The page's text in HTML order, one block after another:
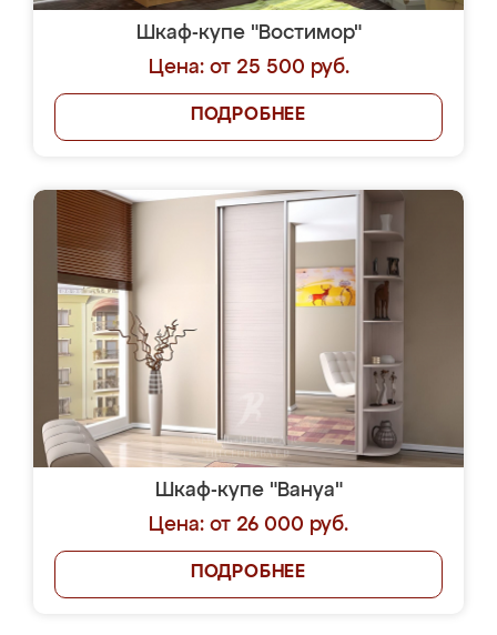
Шкаф-купе "Востимор"
Цена: от 25 500 руб.
ПОДРОБНЕЕ
Шкаф-купе "Вануа"
Цена: от 26 000 руб.
ПОДРОБНЕЕ